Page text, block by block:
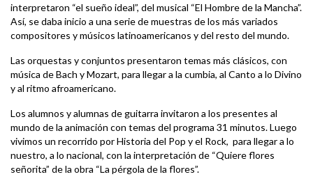
interpretaron “el sueño ideal”, del musical “El Hombre de la Mancha”.
Así, se daba inicio a una serie de muestras de los más variados
compositores y músicos latinoamericanos y del resto del mundo.
Las orquestas y conjuntos presentaron temas más clásicos, con
música de Bach y Mozart, para llegar a la cumbia, al Canto a lo Divino
y al ritmo afroamericano.
Los alumnos y alumnas de guitarra invitaron a los presentes al
mundo de la animación con temas del programa 31 minutos. Luego
vivimos un recorrido por Historia del Pop y el Rock, para llegar a lo
nuestro, a lo nacional, con la interpretación de “Quiere flores
señorita” de la obra “La pérgola de la flores”.